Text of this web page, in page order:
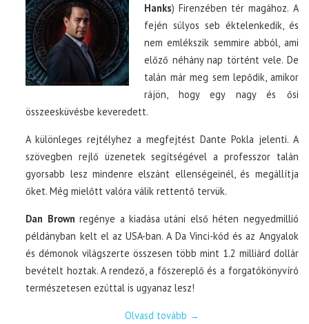
Hanks) Firenzében tér magához. A
fején súlyos seb éktelenkedik, és
nem emlékszik semmire abból, ami
előző néhány nap történt vele. De
talán már meg sem lepődik, amikor
rájön, hogy egy nagy és ősi
összeesküvésbe keveredett.
A különleges rejtélyhez a megfejtést Dante Pokla jelenti. A
szövegben rejlő üzenetek segítségével a professzor talán
gyorsabb lesz mindenre elszánt ellenségeinél, és megállítja
őket. Még mielőtt valóra válik rettentő tervük.
Dan Brown regénye a kiadása utáni első héten negyedmillió
példányban kelt el az USA-ban. A Da Vinci-kód és az Angyalok
és démonok világszerte összesen több mint 1.2 milliárd dollár
bevételt hoztak. A rendező, a főszereplő és a forgatókönyvíró
természetesen ezúttal is ugyanaz lesz!
Olvasd tovább →